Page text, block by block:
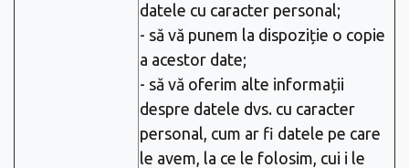
datele cu caracter personal;
- să vă punem la dispoziție o copie
a acestor date;
- să vă oferim alte informații
despre datele dvs. cu caracter
personal, cum ar fi datele pe care
le avem, la ce le folosim, cui i le